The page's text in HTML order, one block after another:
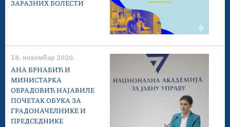
ЗАРАЗНИХ БОЛЕСТИ
18. новембар 2020.
АНА БРНАБИЋ И
МИНИСТАРКА
ОБРАДОВИЋ НАЈАВИЛЕ
ПОЧЕТАК ОБУКА ЗА
ГРАДОНАЧЕЛНИКЕ И
ПРЕДСЕДНИКЕ